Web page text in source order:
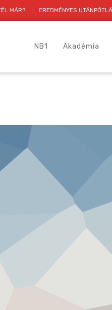
MÁR? EREDMÉNYES
NB1 Akadémia